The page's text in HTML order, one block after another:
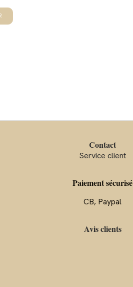
Contact
Service client
Paiement sécurisé
CB, Paypal
Avis clients